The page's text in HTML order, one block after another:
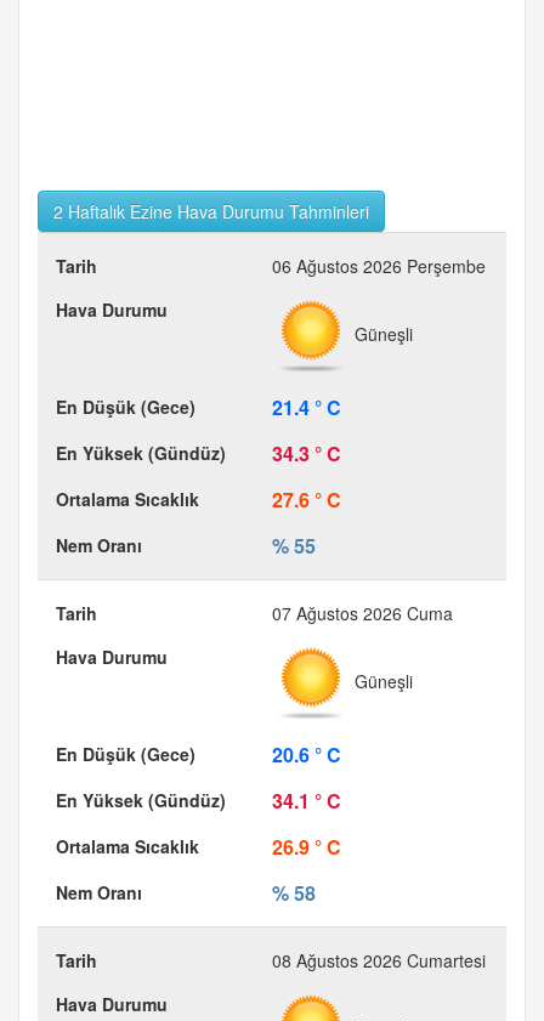
2 Haftalık Ezine Hava Durumu Tahminleri
06 Ağustos 2026 Perşembe
Güneşli
21.4 ° C
34.3 ° C
27.6 ° C
% 55
07 Ağustos 2026 Cuma
Güneşli
20.6 ° C
34.1 ° C
26.9 ° C
% 58
08 Ağustos 2026 Cumartesi